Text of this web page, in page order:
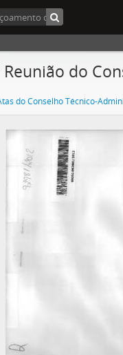
Reunião do